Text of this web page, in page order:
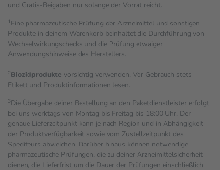
und Gratis-Beigaben nur solange der Vorrat reicht.
1Eine pharmazeutische Prüfung der Arzneimittel und sonstigen
Produkte in deinem Warenkorb beinhaltet die Durchführung von
Wechselwirkungschecks und die Prüfung etwaiger
Anwendungshinweise des Herstellers.
2Biozidprodukte vorsichtig verwenden. Vor Gebrauch stets
Etikett und Produktinformationen lesen.
3Die Übergabe deiner Bestellung an den Paketdienstleister erfolgt
bei uns werktags von Montag bis Freitag bis 18:00 Uhr. Der
genaue Lieferzeitpunkt kann je nach Region und in Abhängigkeit
der Produktverfügbarkeit sowie vom Zustellzeitpunkt des
Spediteurs abweichen. Darüber hinaus können notwendige
pharmazeutische Prüfungen, die zu deiner Arzneimittelsicherheit
dienen, die Lieferfrist um die Dauer der Prüfungen einschließlich